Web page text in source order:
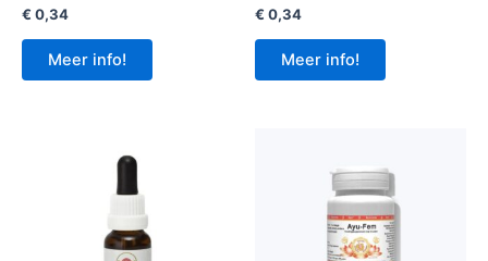
€ 0,34
Meer info!
€ 0,34
Meer info!